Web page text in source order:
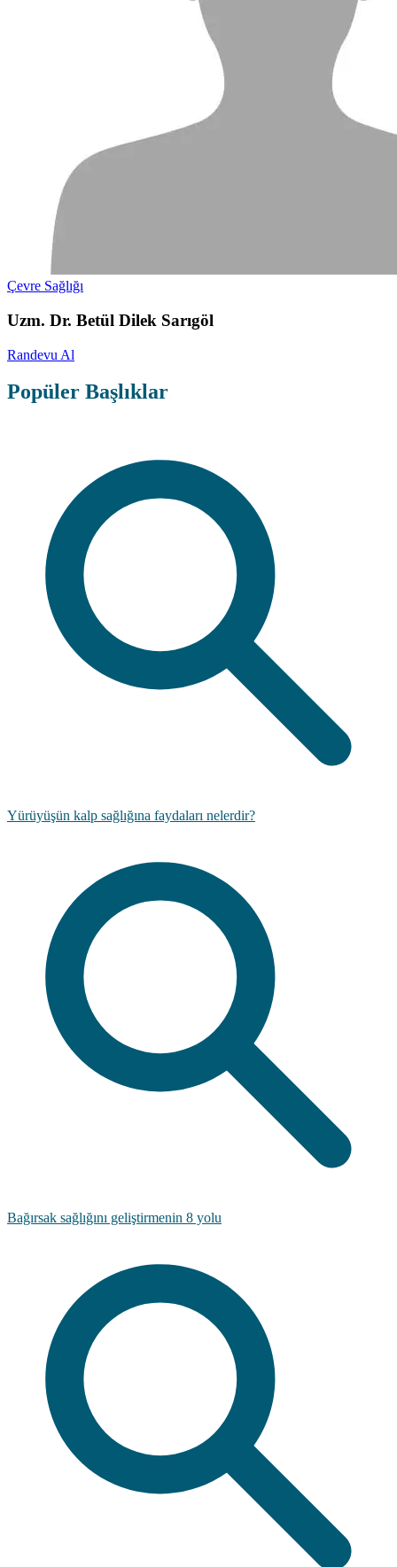
Çevre Sağlığı
Uzm. Dr. Betül Dilek Sarıgöl
Randevu Al
Popüler Başlıklar
Yürüyüşün kalp sağlığına faydaları nelerdir?
Bağırsak sağlığını geliştirmenin 8 yolu